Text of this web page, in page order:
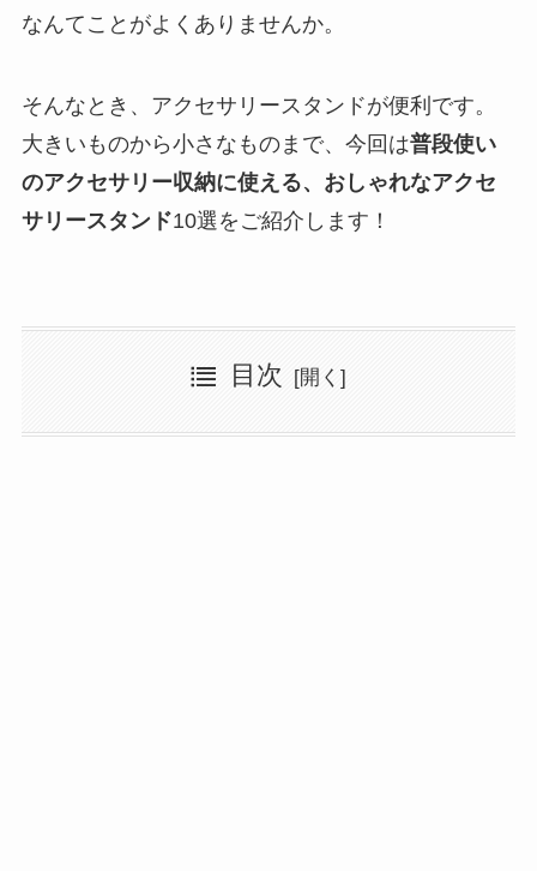
なんてことがよくありませんか。
そんなとき、アクセサリースタンドが便利です。
大きいものから小さなものまで、今回は普段使い
のアクセサリー収納に使える、おしゃれなアクセ
サリースタンド10選をご紹介します！
目次